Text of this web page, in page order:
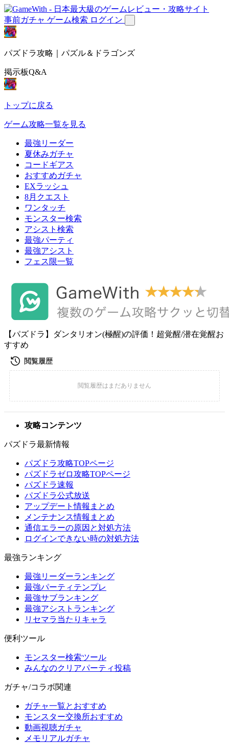
事前ガチャ ゲーム検索 ログイン
パズドラ攻略｜パズル＆ドラゴンズ
掲示板Q&A
トップに戻る
ゲーム攻略一覧を見る
最強リーダー
夏休みガチャ
コードギアス
おすすめガチャ
EXラッシュ
8月クエスト
ワンタッチ
モンスター検索
アシスト検索
最強パーティ
最強アシスト
フェス限一覧
【パズドラ】ダンタリオン(極醒)の評価！超覚醒/潜在覚醒お
すすめ
攻略コンテンツ
パズドラ最新情報
パズドラ攻略TOPページ
パズドラゼロ攻略TOPページ
パズドラ速報
パズドラ公式放送
アップデート情報まとめ
メンテナンス情報まとめ
通信エラーの原因と対処方法
ログインできない時の対処方法
最強ランキング
最強リーダーランキング
最強パーティテンプレ
最強サブランキング
最強アシストランキング
リセマラ当たりキャラ
便利ツール
モンスター検索ツール
みんなのクリアパーティ投稿
ガチャ/コラボ関連
ガチャ一覧とおすすめ
モンスター交換所おすすめ
動画視聴ガチャ
メモリアルガチャ